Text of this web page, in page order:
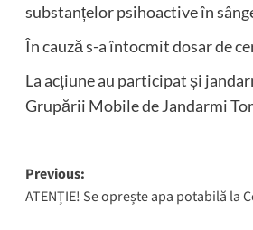
substanțelor psihoactive în
În cauză s-a întocmit dosar de
La acțiune au participat și
Grupării Mobile de Jandarmi
Post
navigation
Previous:
ATENȚIE! Se oprește apa potabilă la